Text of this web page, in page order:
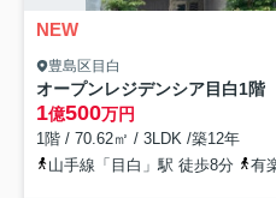
NEW
豊島区目白
オープンレジデンシア目白1階
1億500万円
1階 / 70.62㎡ / 3LDK /築12年
山手線「目白」駅 徒歩8分
有